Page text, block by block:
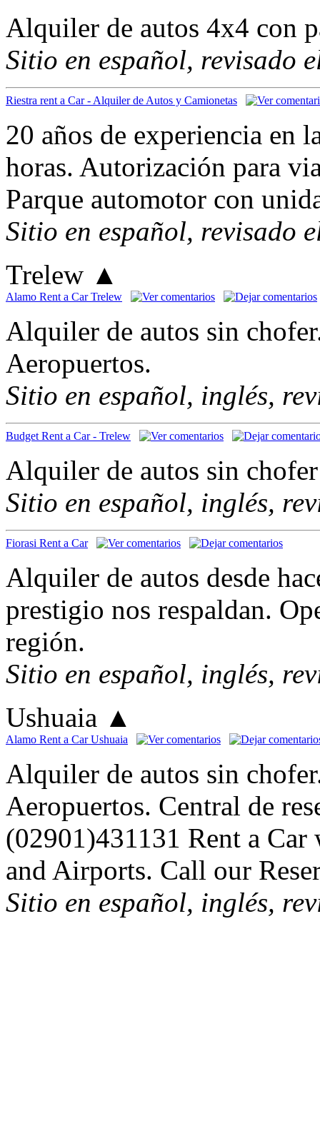
Alquiler de autos 4x4 con
Sitio en español, revisado
Riestra rent a Car - Alquiler de Autos y Camionetas
20 años de experiencia en
horas. Autorización para
Parque automotor con
Sitio en español, revisado
Trelew ▲
Alamo Rent a Car Trelew
Alquiler de autos sin
Aeropuertos.
Sitio en español, inglés,
Budget Rent a Car - Trelew
Alquiler de autos sin
Sitio en español, inglés,
Fiorasi Rent a Car
Alquiler de autos desde
prestigio nos respaldan.
región.
Sitio en español, inglés,
Ushuaia ▲
Alamo Rent a Car Ushuaia
Alquiler de autos sin
Aeropuertos. Central de
(02901)431131 Rent a
and Airports. Call our
Sitio en español, inglés,